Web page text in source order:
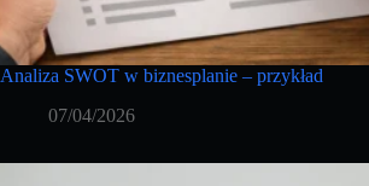
Analiza SWOT w biznesplanie – przykład
07/04/2026